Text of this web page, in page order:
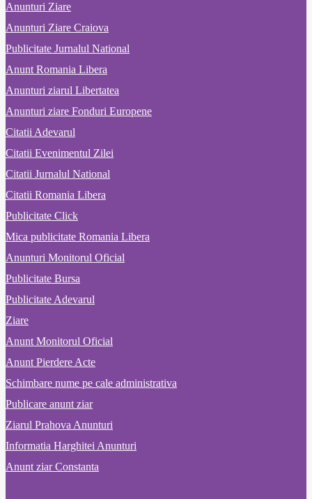
Anunturi Ziare
Anunturi Ziare Craiova
Publicitate Jurnalul National
Anunt Romania Libera
Anunturi ziarul Libertatea
Anunturi ziare Fonduri Europene
Citatii Adevarul
Citatii Evenimentul Zilei
Citatii Jurnalul National
Citatii Romania Libera
Publicitate Click
Mica publicitate Romania Libera
Anunturi Monitorul Oficial
Publicitate Bursa
Publicitate Adevarul
Ziare
Anunt Monitorul Oficial
Anunt Pierdere Acte
Schimbare nume pe cale administrativa
Publicare anunt ziar
Ziarul Prahova Anunturi
Informatia Harghitei Anunturi
Anunt ziar Constanta